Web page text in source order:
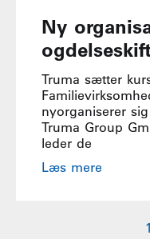
Ny
Truma sætter
nyorganiserer
Truma Group
leder de
Læs mere
1